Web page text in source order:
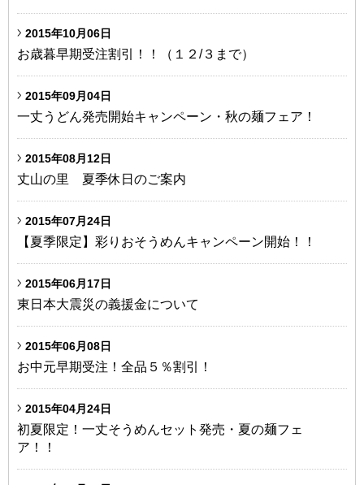
2015年10月06日
お歳暮早期受注割引！！（１２/３まで）
2015年09月04日
一丈うどん発売開始キャンペーン・秋の麺フェア！
2015年08月12日
丈山の里 夏季休日のご案内
2015年07月24日
【夏季限定】彩りおそうめんキャンペーン開始！！
2015年06月17日
東日本大震災の義援金について
2015年06月08日
お中元早期受注！全品５％割引！
2015年04月24日
初夏限定！一丈そうめんセット発売・夏の麺フェ
ア！！